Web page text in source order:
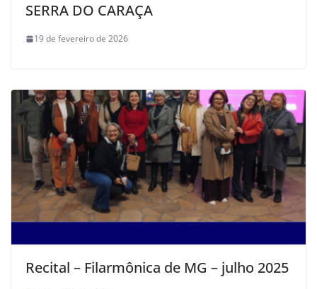
SERRA DO CARAÇA
19 de fevereiro de 2026
Recital – Filarmônica de MG – julho 2025